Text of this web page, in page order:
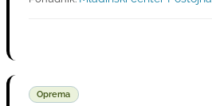
Oprema